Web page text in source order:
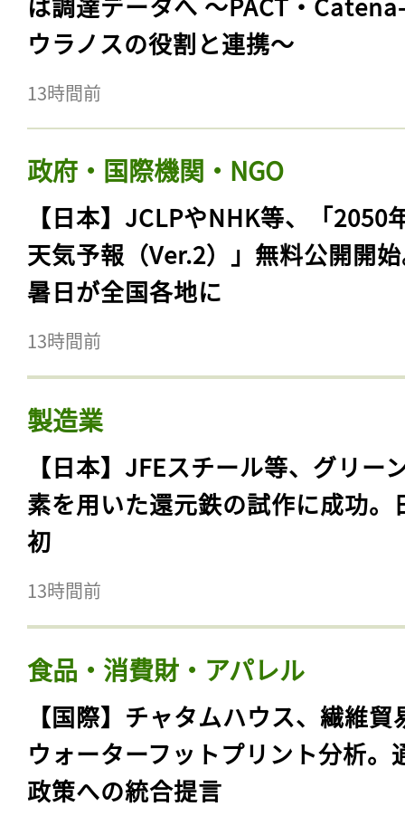
ウラノスの役割と連携〜
13時間前
政府・国際機関・NGO
【日本】JCLPやNHK等、「2050
天気予報（Ver.2）」無料公開開
暑日が全国各地に
13時間前
製造業
【日本】JFEスチール等、グリー
素を用いた還元鉄の試作に成功。
初
13時間前
食品・消費財・アパレル
【国際】チャタムハウス、繊維貿
ウォーターフットプリント分析。
政策への統合提言